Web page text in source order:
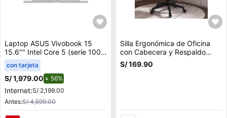
Laptop ASUS Vivobook 15
15.6"" Intel Core 5 (serie 100)
8GB 512GB SSD X1504VA-
BQ4451W
con tarjeta
S/ 1,979.00 56%
Internet:S/ 2,199.00
Antes:S/ 4,599.00
Silla Ergonómica de Oficina
con Cabecera y Respaldo
Regulables Negro Gris
S/ 169.90